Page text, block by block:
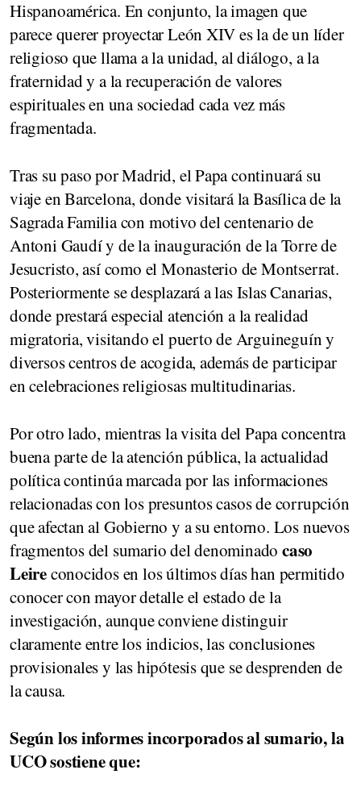
Hispanoamérica. En conjunto, la imagen que
parece querer proyectar León XIV es la de un líder
religioso que llama a la unidad, al diálogo, a la
fraternidad y a la recuperación de valores
espirituales en una sociedad cada vez más
fragmentada.
Tras su paso por Madrid, el Papa continuará su
viaje en Barcelona, donde visitará la Basílica de la
Sagrada Familia con motivo del centenario de
Antoni Gaudí y de la inauguración de la Torre de
Jesucristo, así como el Monasterio de Montserrat.
Posteriormente se desplazará a las Islas Canarias,
donde prestará especial atención a la realidad
migratoria, visitando el puerto de Arguineguín y
diversos centros de acogida, además de participar
en celebraciones religiosas multitudinarias.
Por otro lado, mientras la visita del Papa concentra
buena parte de la atención pública, la actualidad
política continúa marcada por las informaciones
relacionadas con los presuntos casos de corrupción
que afectan al Gobierno y a su entorno. Los nuevos
fragmentos del sumario del denominadocaso
Leireconocidos en los últimos días han permitido
conocer con mayor detalle el estado de la
investigación, aunque conviene distinguir
claramente entre los indicios, las conclusiones
provisionales y las hipótesis que se desprenden de
la causa.
Según los informes incorporados al sumario, la
UCO sostiene que: